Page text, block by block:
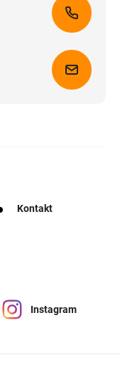
Kontakt
Instagram